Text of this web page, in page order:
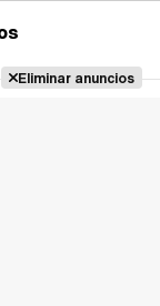
Eliminar anuncios